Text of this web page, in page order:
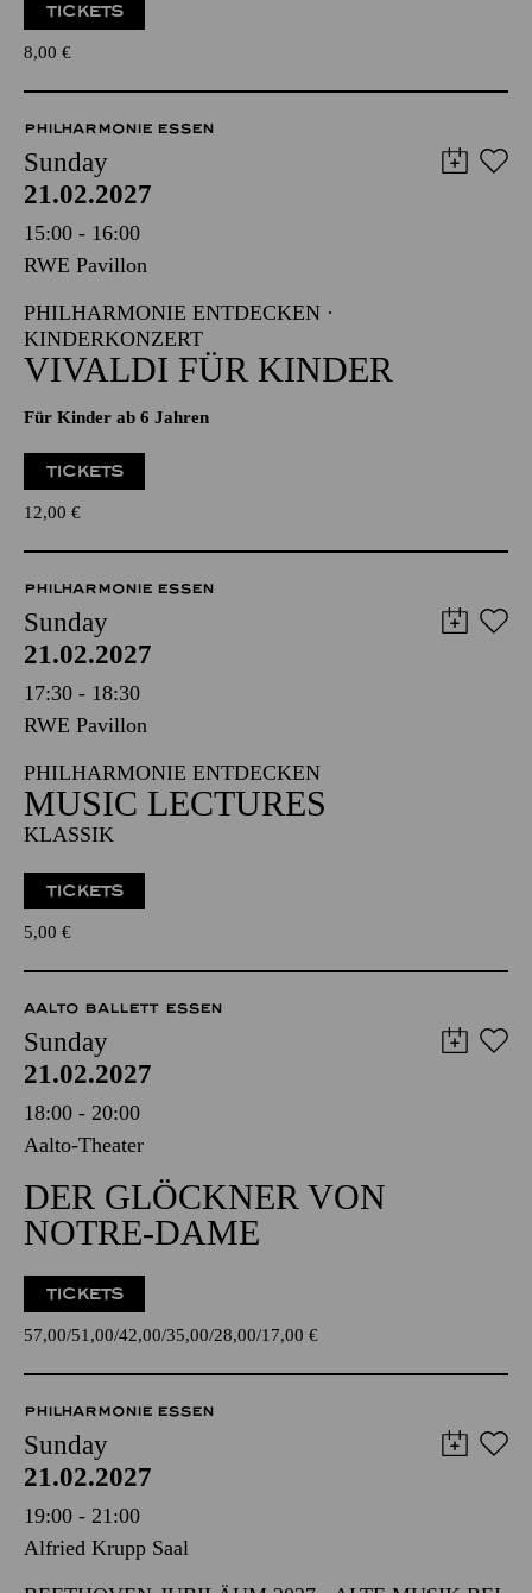
TICKETS
8,00 €
PHILHARMONIE ESSEN
Sunday
21.02.2027
15:00 - 16:00
RWE Pavillon
PHILHARMONIE ENTDECKEN ·
KINDERKONZERT
VIVALDI FÜR KINDER
Für Kinder ab 6 Jahren
TICKETS
12,00 €
PHILHARMONIE ESSEN
Sunday
21.02.2027
17:30 - 18:30
RWE Pavillon
PHILHARMONIE ENTDECKEN
MUSIC LECTURES
KLASSIK
TICKETS
5,00 €
AALTO BALLETT ESSEN
Sunday
21.02.2027
18:00 - 20:00
Aalto-Theater
DER GLÖCKNER VON
NOTRE-DAME
TICKETS
57,00 51,00 42,00 35,00 28,00 17,00 €
PHILHARMONIE ESSEN
Sunday
21.02.2027
19:00 - 21:00
Alfried Krupp Saal